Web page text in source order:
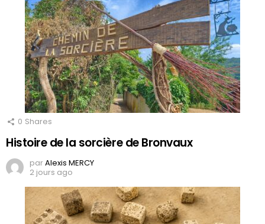
0 Shares
Histoire de la sorcière de Bronvaux
parAlexis MERCY
2 jours ago